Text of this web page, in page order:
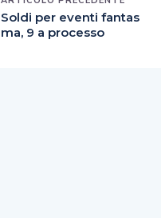
ma, 9 a processo